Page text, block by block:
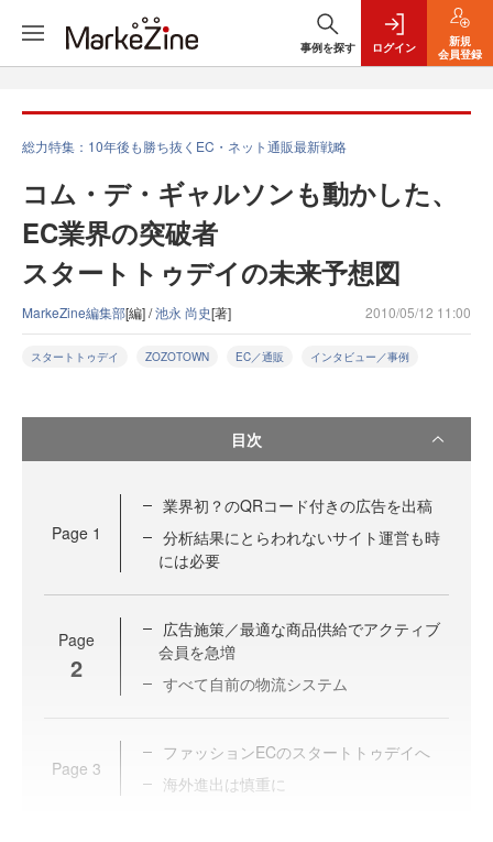
事例を探す ログイン
新規
会員登録
総力特集：10年後も勝ち抜くEC・ネット通販最新戦略
コム・デ・ギャルソンも動かした、
EC業界の突破者
スタートトゥデイの未来予想図
MarkeZine編集部[編] /池永 尚史[著] 2010/05/12 11:00
スタートトゥデイ ZOZOTOWN EC／通販 インタビュー／事例
目次
Page 1
業界初？のQRコード付きの広告を出稿
分析結果にとらわれないサイト運営も時
には必要
Page
2
広告施策／最適な商品供給でアクティブ
会員を急増
すべて自前の物流システム
Page 3
ファッションECのスタートトゥデイへ
海外進出は慎重に